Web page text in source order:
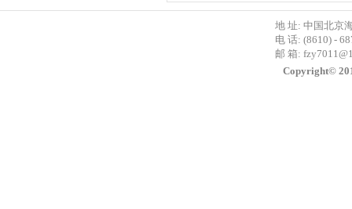
地 址: 中国北京
电 话: (8610) -
邮 箱:
Copyright©